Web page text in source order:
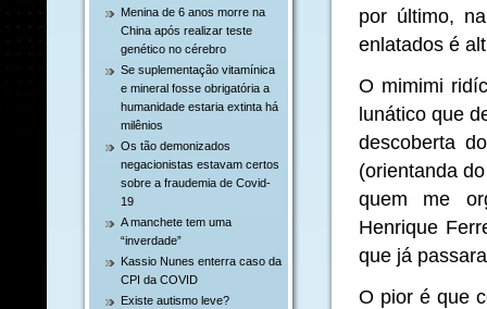
Menina de 6 anos morre na
China após realizar teste
genético no cérebro
Se suplementação vitamínica
e mineral fosse obrigatória a
humanidade estaria extinta há
milênios
Os tão demonizados
negacionistas estavam certos
sobre a fraudemia de Covid-
19
A manchete tem uma
“inverdade”
Kassio Nunes enterra caso da
CPI da COVID
Existe autismo leve?
por último,
enlatados é
O mimimi
lunático que
descoberta
(orientanda
quem me
Henrique
que já
O pior é que